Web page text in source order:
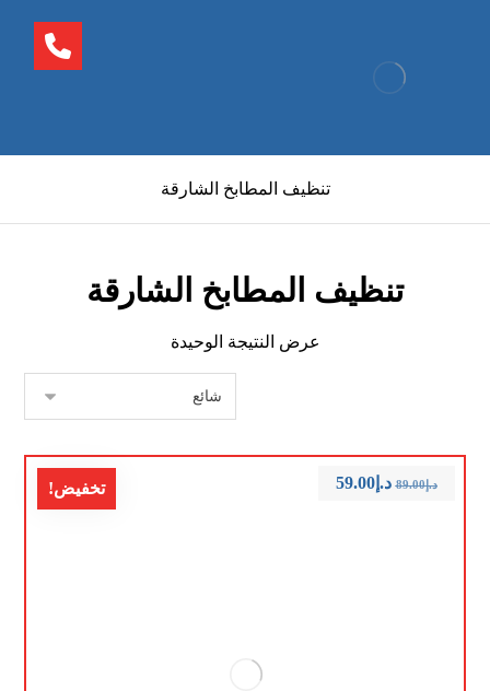
تنظيف المطابخ الشارقة
تنظيف المطابخ الشارقة
عرض النتيجة الوحيدة
تخفيض! د.إ89.00 د.إ59.00